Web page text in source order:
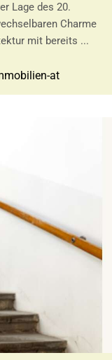
Lage des 20.
Charme
mit bereits ...
at